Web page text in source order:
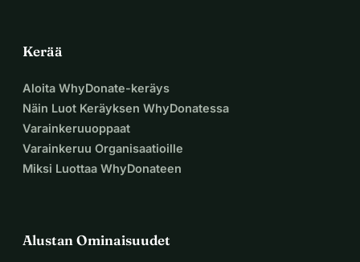
Kerää
Aloita WhyDonate-keräys
Näin Luot Keräyksen WhyDonatessa
Varainkeruuoppaat
Varainkeruu Organisaatioille
Miksi Luottaa WhyDonateen
Alustan Ominaisuudet